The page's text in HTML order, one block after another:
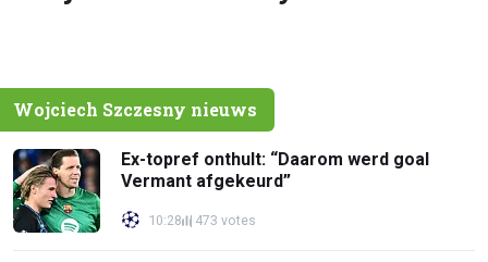
Wojciech Szczesny nieuws
Ex-topref onthult: “Daarom werd goal
Vermant afgekeurd”
10:28 473 votes